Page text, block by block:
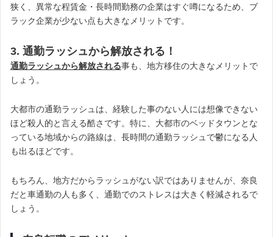
狭く、異常な程賃金・長時間勤務の企業はすぐ噂になるため、ブ
ラック企業が少ない点も大きなメリットです。
3. 通勤ラッシュから解放される！
通勤ラッシュから解放される事も、地方移住の大きなメリットで
しょう。
大都市の通勤ラッシュは、経験した事のない人には想像できない
ほど殺人的と言える酷さです。特に、大都市のベッドタウンとな
っている地域からの路線は、長時間の通勤ラッシュで鬱になる人
も出るほどです。
もちろん、地方だからラッシュがない訳ではありませんが、奈良
だと車通勤の人も多く、通勤でのストレスは大きく軽減されるで
しょう。